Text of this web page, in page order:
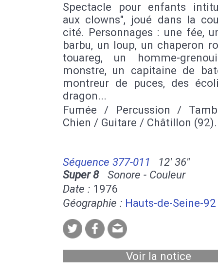
Spectacle pour enfants
aux clowns", joué dans la
cité. Personnages : une fée,
barbu, un loup, un chaperon
touareg, un homme-
monstre, un capitaine de
montreur de puces, des
dragon...
Fumée / Percussion /
Chien / Guitare / Châtillon (92).
Séquence 377-011
12' 36''
Super 8Sonore - Couleur
Date : 1976
Géographie : Hauts-de-Seine-92
Voir la notice